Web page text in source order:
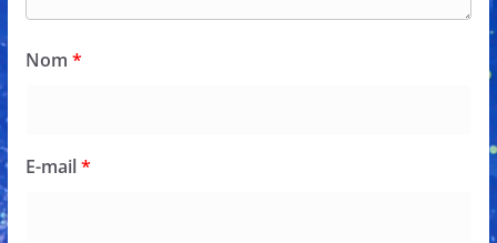
Nom *
E-mail*